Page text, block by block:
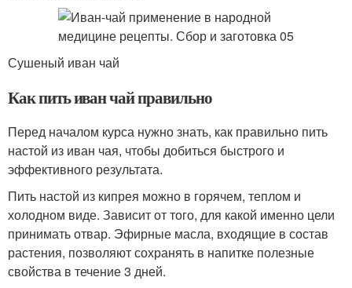
Сушеный иван чай
Как пить иван чай правильно
Перед началом курса нужно знать, как правильно пить
настой из иван чая, чтобы добиться быстрого и
эффективного результата.
Пить настой из кипрея можно в горячем, теплом и
холодном виде. Зависит от того, для какой именно цели
принимать отвар. Эфирные масла, входящие в состав
растения, позволяют сохранять в напитке полезные
свойства в течение 3 дней.